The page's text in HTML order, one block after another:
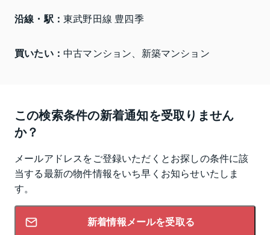
沿線・駅： 東武野田線 豊四季
買いたい： 中古マンション、新築マンション
この検索条件の新着通知を受取りません
か？
メールアドレスをご登録いただくとお探しの条件に該
当する最新の物件情報をいち早くお知らせいたしま
す。
新着情報メールを受取る